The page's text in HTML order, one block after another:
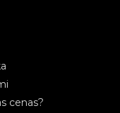
cenas?